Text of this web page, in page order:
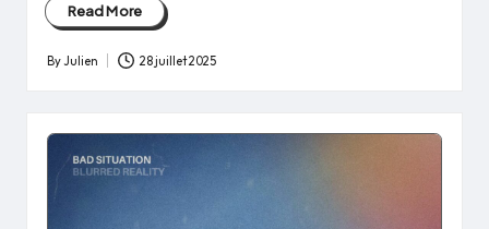
Read More
Posted
ByJulien 28 juillet 2025